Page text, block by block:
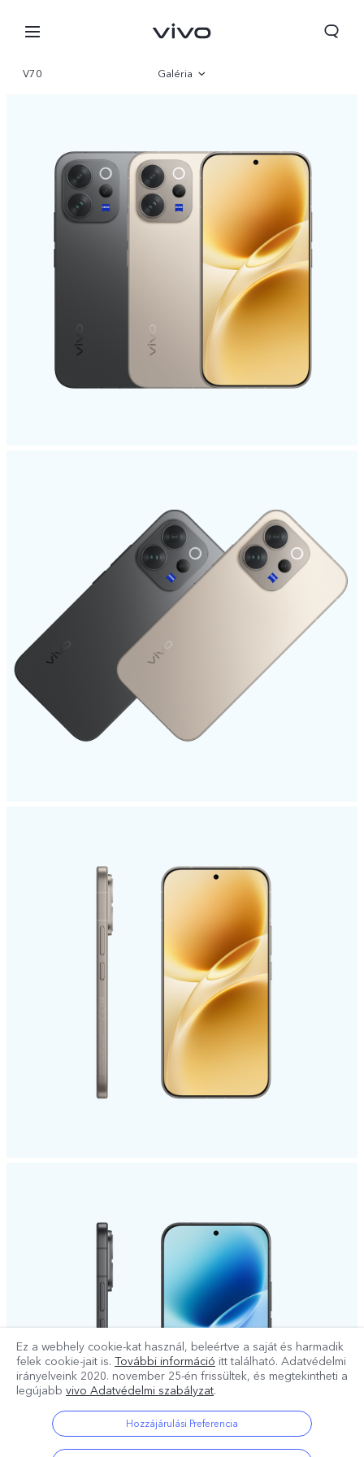
V70 Galéria
Paraméter
Ez a webhely cookie-kat használ, beleértve a saját és harmadik
felek cookie-jait is. További információ itt található. Adatvédelmi
irányelveink 2020. november 25-én frissültek, és megtekintheti a
legújabb vivo Adatvédelmi szabályzat.
Hozzájárulási Preferencia